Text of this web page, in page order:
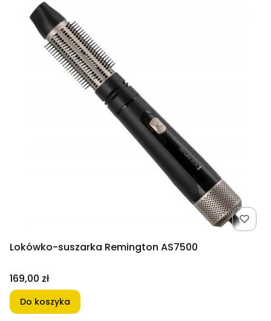
Lokówko-suszarka Remington AS7500
Cena
169,00 zł
Do koszyka